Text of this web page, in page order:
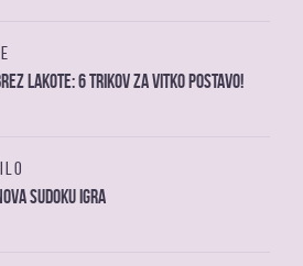
lakote: 6 trikov za vitko postavo!
sudoku igra